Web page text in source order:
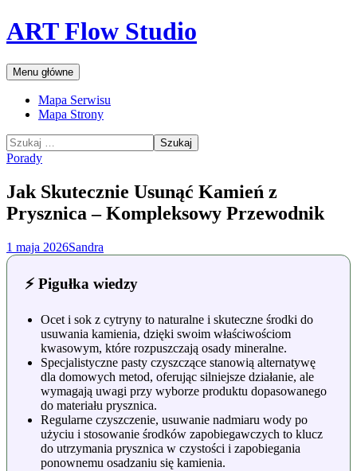
Przejdź
do
ART Flow Studio
Szukaj
Menu główne
Mapa Serwisu
Mapa Strony
Szukaj:
Porady
Jak Skutecznie Usunąć Kamień z
Prysznica – Kompleksowy Przewodnik
1 maja 2026Sandra
⚡ Pigułka wiedzy
Ocet i sok z cytryny to naturalne i skuteczne środki do
usuwania kamienia, dzięki swoim właściwościom
kwasowym, które rozpuszczają osady mineralne.
Specjalistyczne pasty czyszczące stanowią alternatywę
dla domowych metod, oferując silniejsze działanie, ale
wymagają uwagi przy wyborze produktu dopasowanego
do materiału prysznica.
Regularne czyszczenie, usuwanie nadmiaru wody po
użyciu i stosowanie środków zapobiegawczych to klucz
do utrzymania prysznica w czystości i zapobiegania
ponownemu osadzaniu się kamienia.